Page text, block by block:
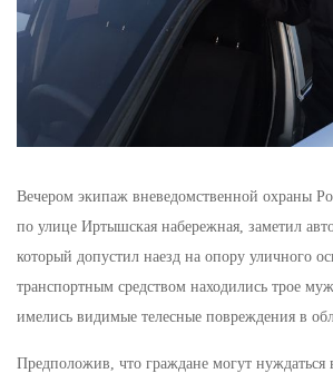
Вечером экипаж вневедомственной охраны
по улице Иртышская набережная, заметил
который допустил наезд на опору уличного
транспортным средством находились трое
имелись видимые телесные повреждения в
Предположив, что граждане могут